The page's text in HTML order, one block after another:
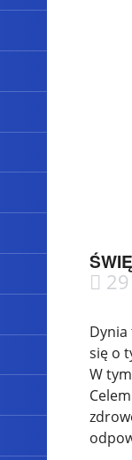
się o
W